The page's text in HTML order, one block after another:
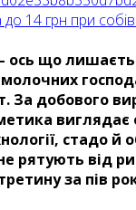
14 грн при
ось що
За добового
виглядає
стадо й
рятують від
за пів